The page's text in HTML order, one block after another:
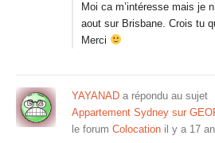
Moi ca m’intéresse mais je
aout sur Brisbane. Crois tu
Merci
YAYANAD a répondu au sujet
Appartement Sydney sur
le forum Colocation il y a 17